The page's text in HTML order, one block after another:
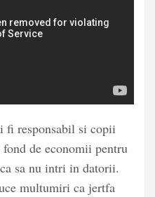
fi responsabil si copii
de economii pentru
sa nu intri in datorii.
multumiri ca jertfa